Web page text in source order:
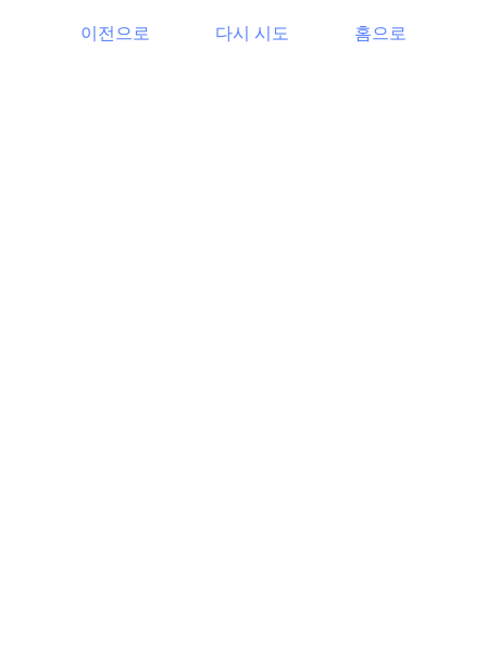
이전으로 다시 시도 홈으로